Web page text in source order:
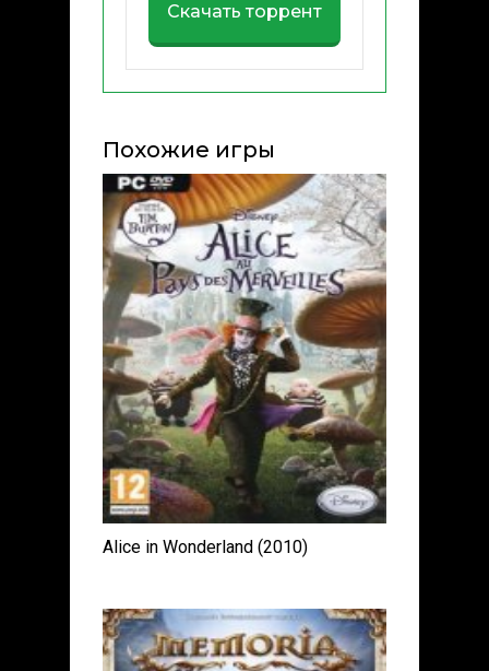
Скачать торрент
Похожие игры
Alice in Wonderland (2010)